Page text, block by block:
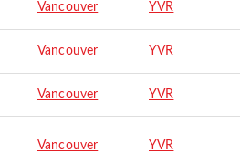
Vancouver YVR
Vancouver YVR
Vancouver YVR
Vancouver YVR